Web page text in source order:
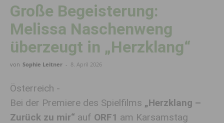
Große Begeisterung:
Melissa Naschenweng
überzeugt in „Herzklang“
von Sophie Leitner - 8. April 2026
Österreich -
Bei der Premiere des Spielfilms „Herzklang –
Zurück zu mir“ auf ORF1 am Karsamstag